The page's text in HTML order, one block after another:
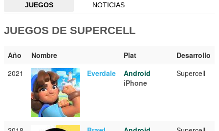
JUEGOS NOTICIAS
JUEGOS DE SUPERCELL
Año Nombre Plat
Desarrollo
2021
Everdale
Android
iPhone
Supercell